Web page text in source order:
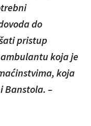
do
pristup
koja je
koja
Banstola. –